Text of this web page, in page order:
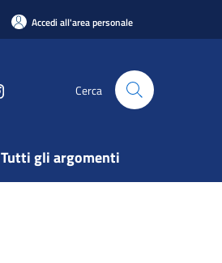
Accedi all'area personale
Cerca
Tutti gli argomenti